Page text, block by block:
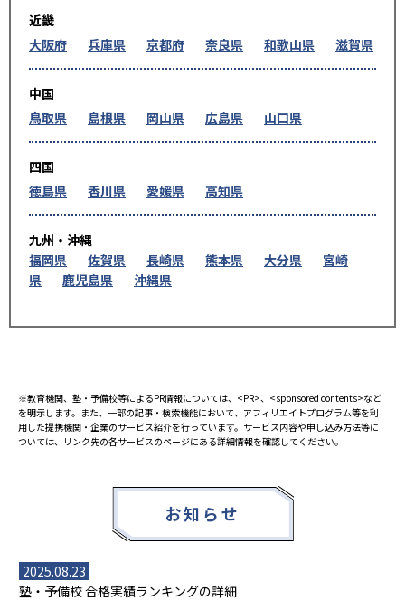
近畿
大阪府
兵庫県 京都府 奈良県 和歌山県 滋賀県
中国
鳥取県
島根県 岡山県 広島県 山口県
四国
徳島県
香川県 愛媛県 高知県
九州・沖縄
福岡県
佐賀県 長崎県 熊本県 大分県
宮崎
県
鹿児島県 沖縄県
※教育機関、塾・予備校等によるPR情報については、<PR>、<sponsored contents>など
を明示します。また、一部の記事・検索機能において、アフィリエイトプログラム等を利
用した提携機関・企業のサービス紹介を行っています。サービス内容や申し込み方法等に
ついては、リンク先の各サービスのページにある詳細情報を確認してください。
お知らせ
2025.08.23
塾・予備校 合格実績ランキングの詳細